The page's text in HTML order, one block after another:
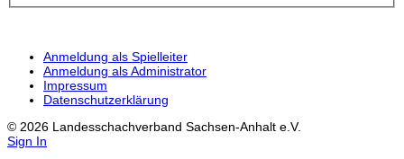
Anmeldung als Spielleiter
Anmeldung als Administrator
Impressum
Datenschutzerklärung
© 2026 Landesschachverband Sachsen-Anhalt e.V.
Sign In